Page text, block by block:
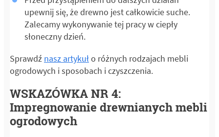
upewnij się, że drewno jest całkowicie suche.
Zalecamy wykonywanie tej pracy w ciepły
słoneczny dzień.
Sprawdź nasz artykuło różnych rodzajach mebli
ogrodowych i sposobach i czyszczenia.
WSKAZÓWKA NR 4:
Impregnowanie drewnianych mebli
ogrodowych